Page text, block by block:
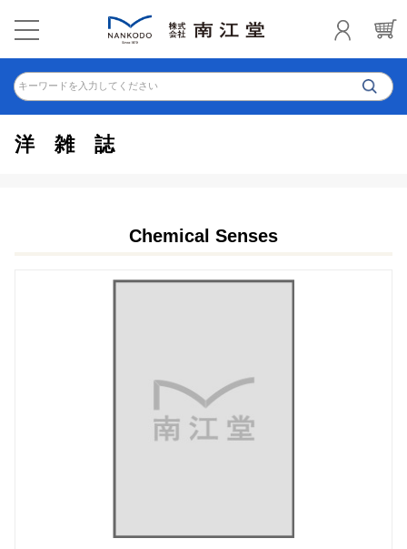
キーワードを入力してください
洋雑誌
Chemical Senses